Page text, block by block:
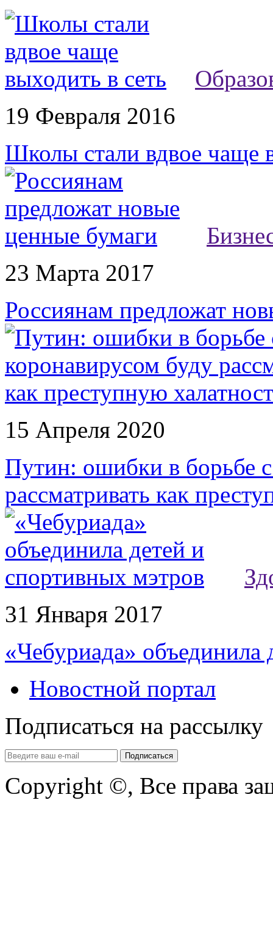
19 Февраля 2016
Школы стали вдвое чаще
23 Марта 2017
Россиянам предложат
15 Апреля 2020
Путин: ошибки в борьбе
рассматривать как
31 Января 2017
«Чебуриада» объединила
Новостной портал
Подписаться на рассылку
Copyright ©, Все права